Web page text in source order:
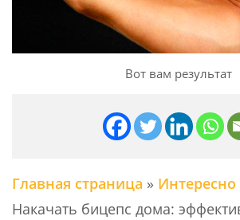
Вот вам результат
Главная страница »
Накачать бицепс дома: